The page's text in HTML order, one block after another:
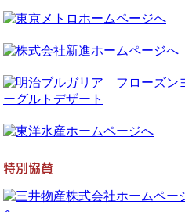
特別協賛